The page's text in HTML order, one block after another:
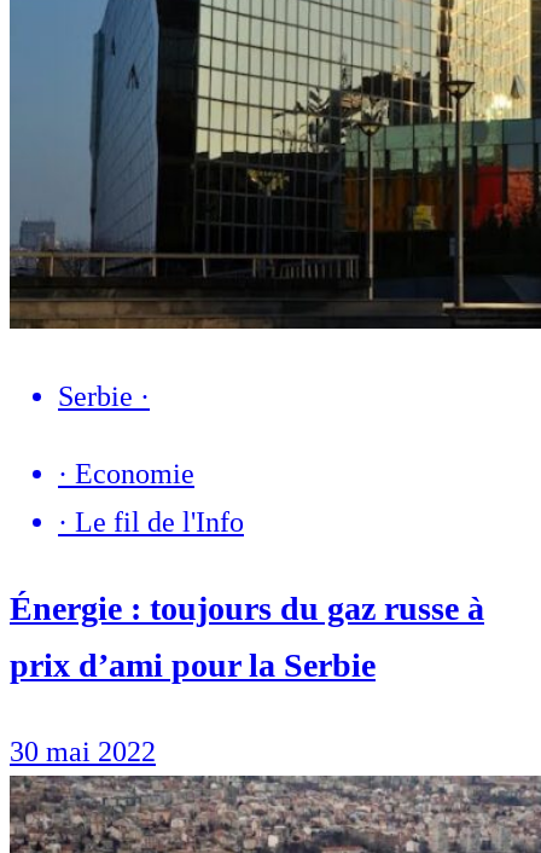
Serbie ·
· Economie
· Le fil de l'Info
Énergie : toujours du gaz russe à
prix d’ami pour la Serbie
30 mai 2022